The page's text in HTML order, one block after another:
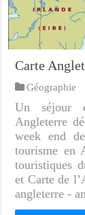
Carte
Géographie
Un séjour
Angleterre
week end
tourisme en
touristiques
et Carte de
angleterre -